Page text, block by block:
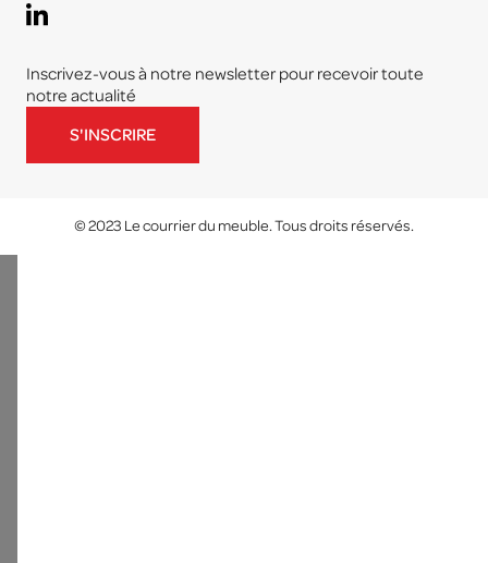
Inscrivez-vous à notre newsletter pour recevoir toute
notre actualité
S'INSCRIRE
© 2023 Le courrier du meuble. Tous droits réservés.